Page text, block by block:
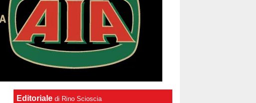
Editoriale di Rino Scioscia